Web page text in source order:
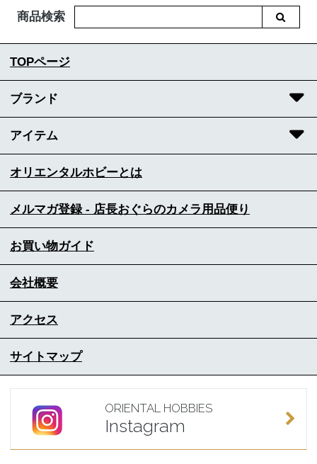
商品検索
TOPページ
ブランド
アイテム
オリエンタルホビーとは
メルマガ登録 - 店長おぐらのカメラ用品便り
お買い物ガイド
会社概要
アクセス
サイトマップ
ORIENTAL HOBBIES
Instagram